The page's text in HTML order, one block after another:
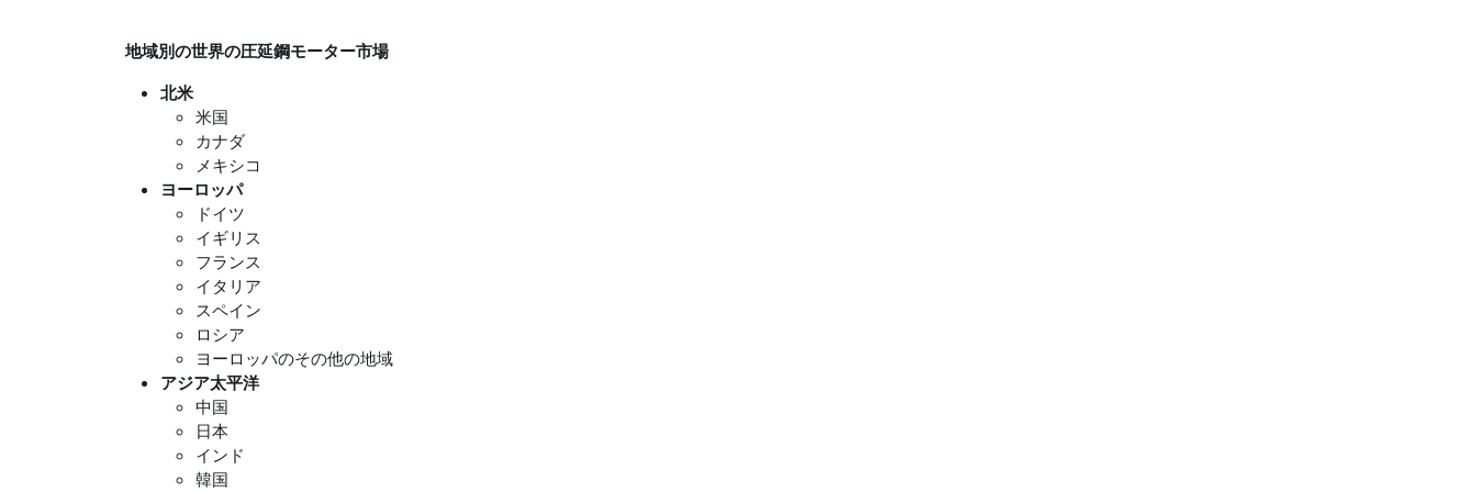
地域別の世界の圧延鋼モーター市場
北米
米国
カナダ
メキシコ
ヨーロッパ
ドイツ
イギリス
フランス
イタリア
スペイン
ロシア
ヨーロッパのその他の地域
アジア太平洋
中国
日本
インド
韓国